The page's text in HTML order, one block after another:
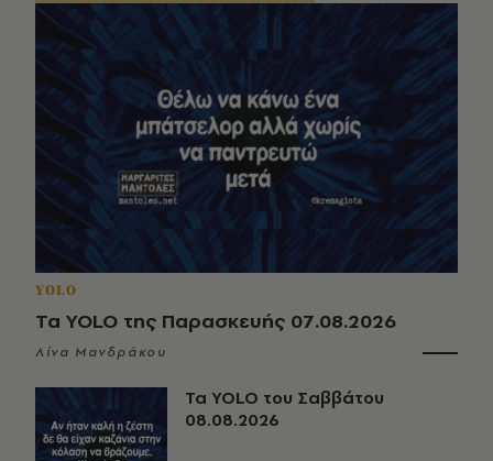
YOLO
Τα YOLO της Παρασκευής 07.08.2026
Λίνα Μανδράκου
Τα YOLO του Σαββάτου
08.08.2026